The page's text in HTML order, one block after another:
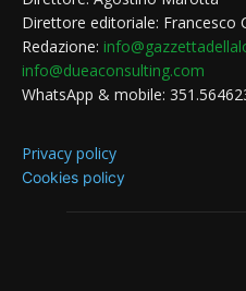
Direttore editoriale: Francesco
Redazione:
info@dueaconsulting.com
WhatsApp & mobile:
Privacy policy
Cookies policy